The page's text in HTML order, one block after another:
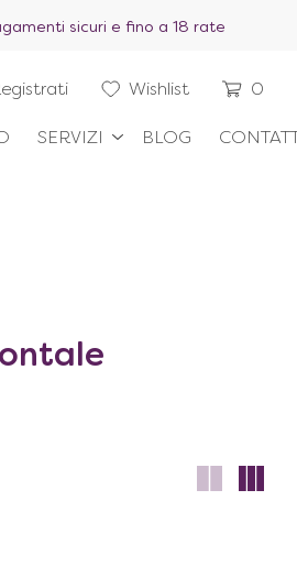
sicuri e fino a 18 rate
SERVIZI BLOG
Wishlist 0